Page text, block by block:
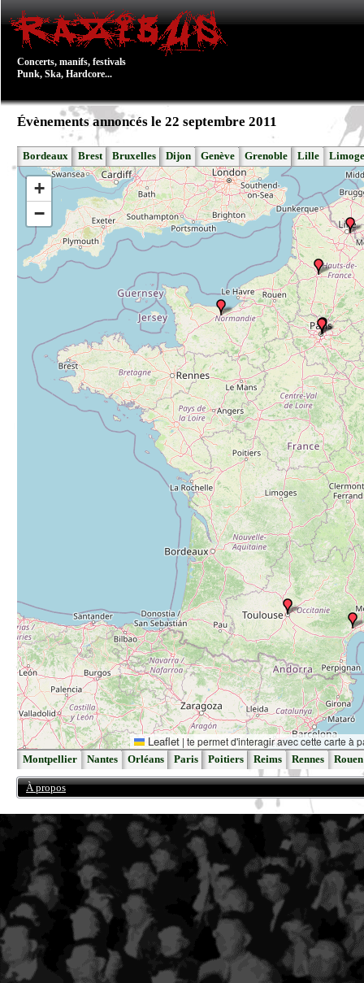
Concerts, manifs, festivals
Punk, Ska, Hardcore...
Évènements annoncés le 22 septembre 2011
Bordeaux Brest Bruxelles Dijon Genève Grenoble Lille
+
−
Leaflet | te permet d'interagir avec cette carte à
Montpellier Nantes Orléans Paris Poitiers Reims Rennes Rouen
À propos